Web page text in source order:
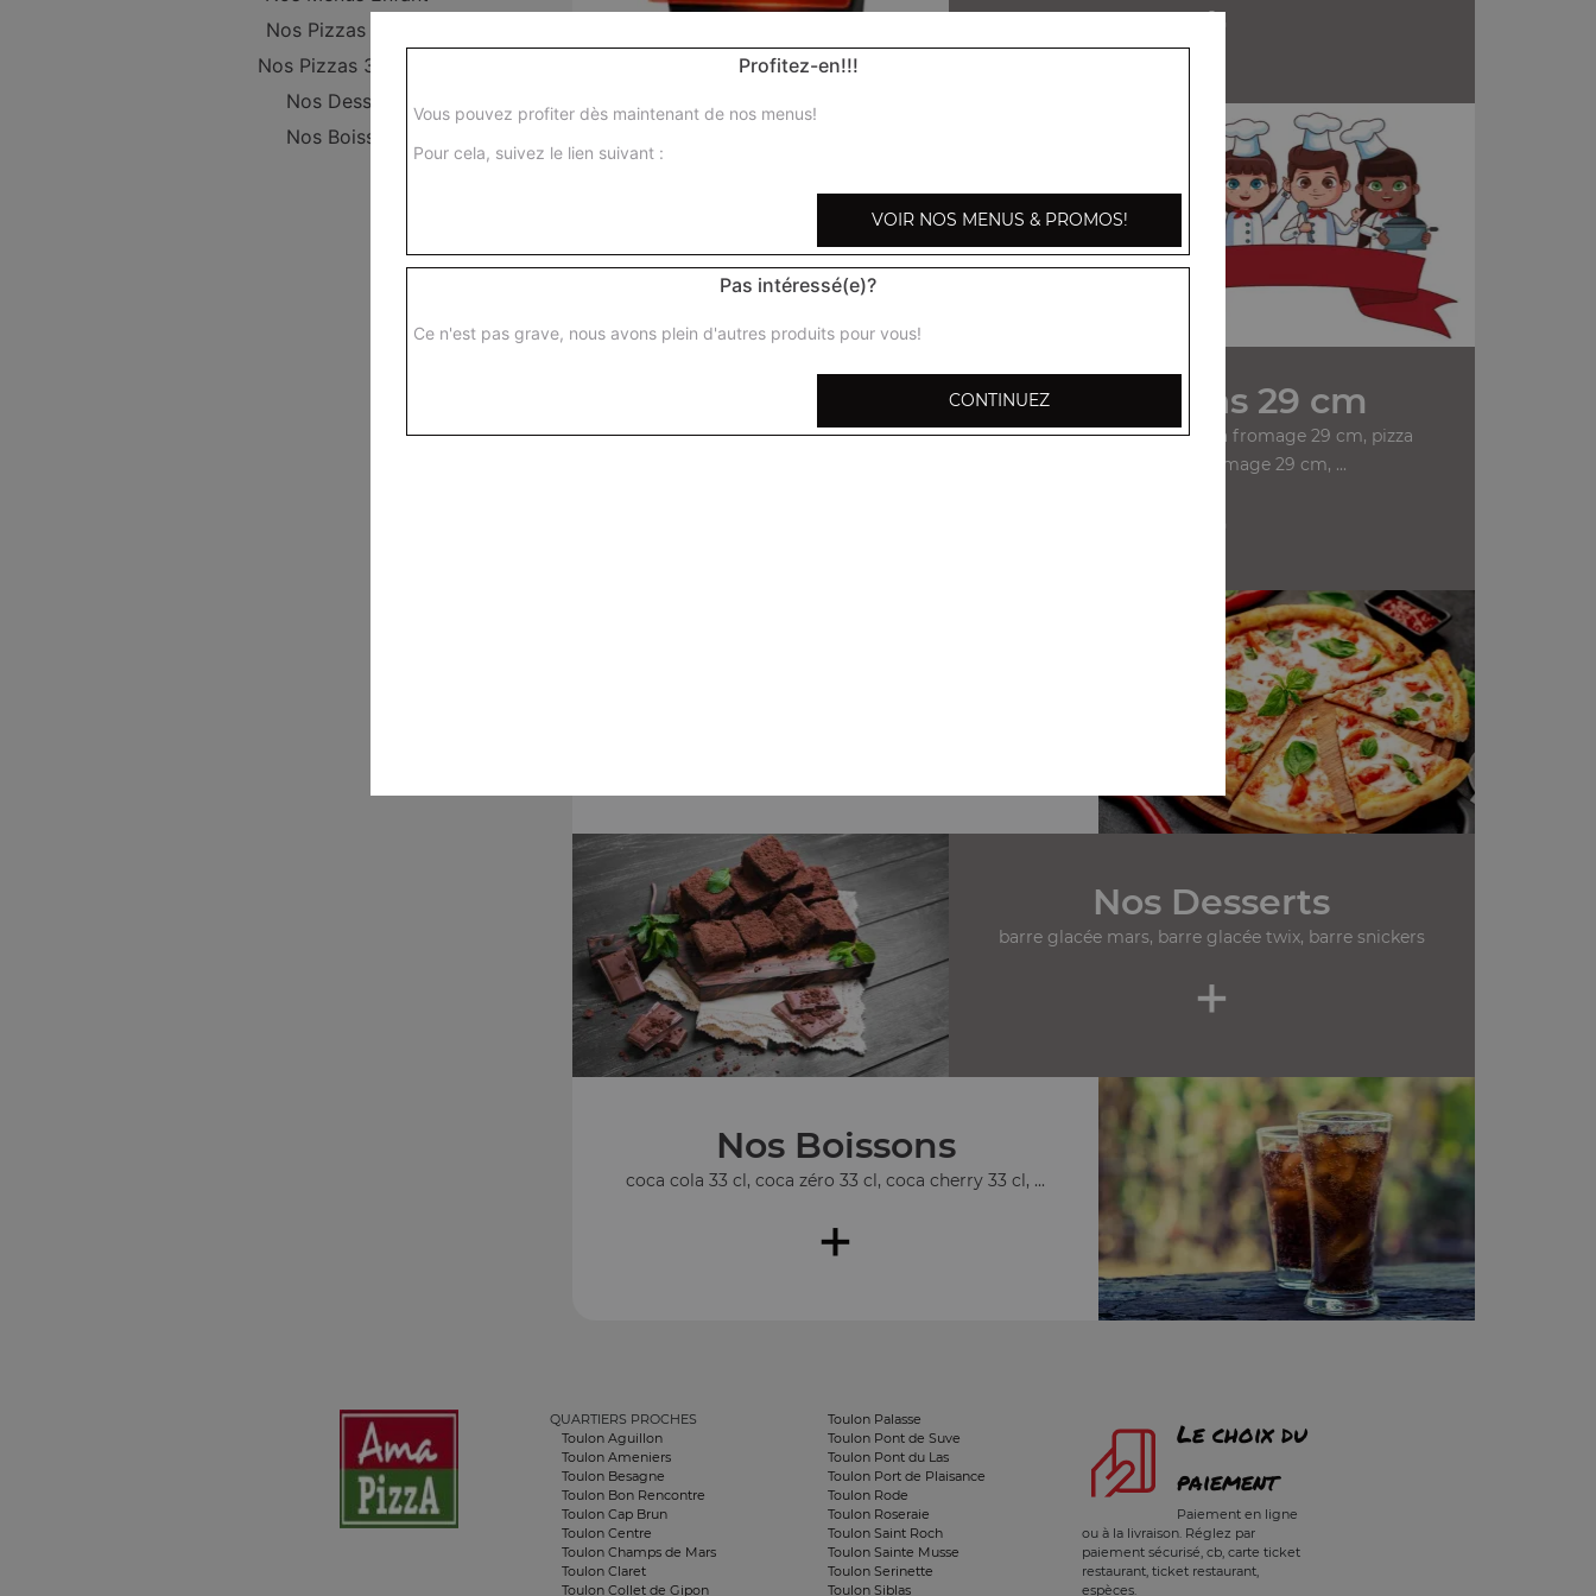
Nos Pizzas 29 cm
Nos Pizzas 34,5 cm
Nos Desserts
Nos Boissons
+
menu enfant pizza fromage, menu enfant pizza jambon
fromage
+
Nos Pizzas 29 cm
pizza anchois 29 cm, pizza fromage 29 cm, pizza
champignons fromage 29 cm, ...
Nos Desserts
barre glacée mars, barre glacée twix, barre snickers
+
Nos Boissons
coca cola 33 cl, coca zéro 33 cl, coca cherry 33 cl, ...
+
QUARTIERS PROCHES
Toulon Aguillon
Toulon Ameniers
Toulon Besagne
Toulon Bon Rencontre
Toulon Cap Brun
Toulon Centre
Toulon Champs de Mars
Toulon Claret
Toulon Collet de Gipon
Toulon Palasse
Toulon Pont de Suve
Toulon Pont du Las
Toulon Port de Plaisance
Toulon Rode
Toulon Roseraie
Toulon Saint Roch
Toulon Sainte Musse
Toulon Serinette
Toulon Siblas
Le choix du
paiement
Paiement en ligne
ou à la livraison. Réglez par
paiement sécurisé, cb, carte ticket
restaurant, ticket restaurant,
espèces.
Profitez-en!!!
Vous pouvez profiter dès maintenant de nos menus!
Pour cela, suivez le lien suivant :
VOIR NOS MENUS & PROMOS!
Pas intéressé(e)?
Ce n'est pas grave, nous avons plein d'autres produits pour vous!
CONTINUEZ